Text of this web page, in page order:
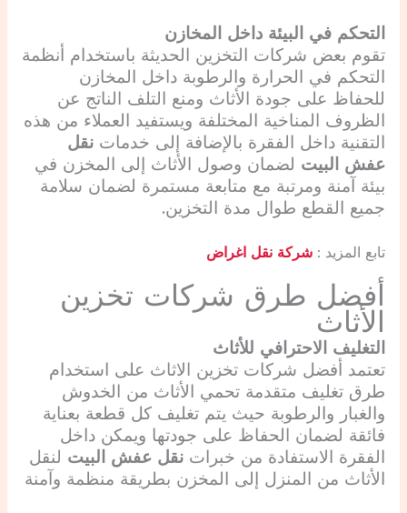
التحكم في البيئة داخل المخازن
تقوم بعض شركات التخزين الحديثة باستخدام أنظمة
التحكم في الحرارة والرطوبة داخل المخازن
للحفاظ على جودة الأثاث ومنع التلف الناتج عن
الظروف المناخية المختلفة ويستفيد العملاء من هذه
التقنية داخل الفقرة بالإضافة إلى خدمات نقل
عفش البيت لضمان وصول الأثاث إلى المخزن في
بيئة آمنة ومرتبة مع متابعة مستمرة لضمان سلامة
جميع القطع طوال مدة التخزين.
تابع المزيد : شركة نقل اغراض
أفضل طرق شركات تخزين
الأثاث
التغليف الاحترافي للأثاث
تعتمد أفضل شركات تخزين الاثاث على استخدام
طرق تغليف متقدمة تحمي الأثاث من الخدوش
والغبار والرطوبة حيث يتم تغليف كل قطعة بعناية
فائقة لضمان الحفاظ على جودتها ويمكن داخل
الفقرة الاستفادة من خبرات نقل عفش البيت لنقل
الأثاث من المنزل إلى المخزن بطريقة منظمة وآمنة